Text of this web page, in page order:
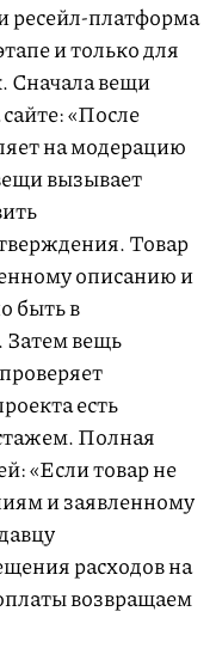
ресейл-платформа
и только для
Сначала вещи
«После
на модерацию
вызывает
Товар
описанию и
быть в
Затем вещь
есть
Полная
«Если товар не
и заявленному
расходов на
возвращаем